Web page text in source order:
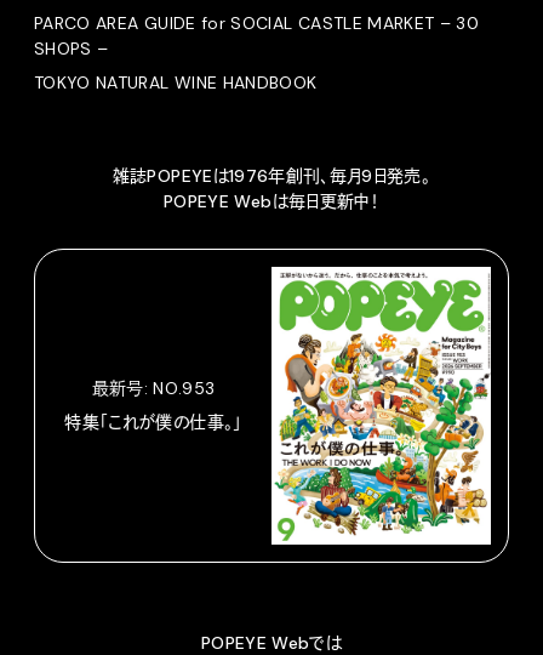
PARCO AREA GUIDE for SOCIAL CASTLE MARKET – 30
SHOPS –
TOKYO NATURAL WINE HANDBOOK
雑誌POPEYEは1976年創刊、毎月9日発売。
POPEYE Webは毎日更新中！
最新号: NO.953
特集「これが僕の仕事。」
POPEYE Webでは